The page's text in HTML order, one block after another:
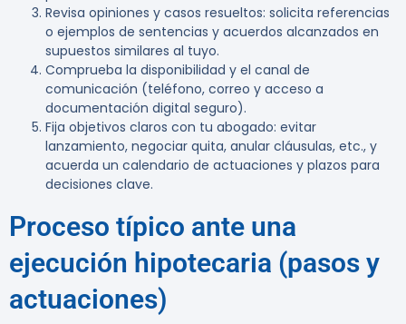
Revisa opiniones y casos resueltos: solicita referencias
o ejemplos de sentencias y acuerdos alcanzados en
supuestos similares al tuyo.
Comprueba la disponibilidad y el canal de
comunicación (teléfono, correo y acceso a
documentación digital seguro).
Fija objetivos claros con tu abogado: evitar
lanzamiento, negociar quita, anular cláusulas, etc., y
acuerda un calendario de actuaciones y plazos para
decisiones clave.
Proceso típico ante una
ejecución hipotecaria (pasos y
actuaciones)